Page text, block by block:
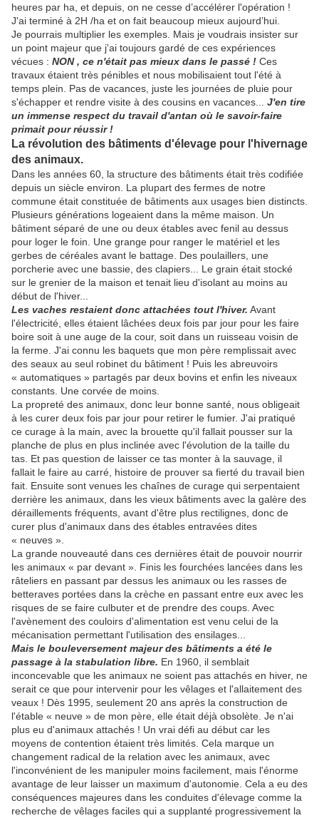
heures par ha, et depuis, on ne cesse d’accélérer l'opération !
J'ai terminé à 2H /ha et on fait beaucoup mieux aujourd’hui.
Je pourrais multiplier les exemples. Mais je voudrais insister sur
un point majeur que j'ai toujours gardé de ces expériences
vécues : NON , ce n'était pas mieux dans le passé ! Ces
travaux étaient très pénibles et nous mobilisaient tout l'été à
temps plein. Pas de vacances, juste les journées de pluie pour
s'échapper et rendre visite à des cousins en vacances... J'en tire
un immense respect du travail d'antan où le savoir-faire
primait pour réussir !
La révolution des bâtiments d'élevage pour l'hivernage
des animaux.
Dans les années 60, la structure des bâtiments était très codifiée
depuis un siècle environ. La plupart des fermes de notre
commune était constituée de bâtiments aux usages bien distincts.
Plusieurs générations logeaient dans la même maison. Un
bâtiment séparé de une ou deux étables avec fenil au dessus
pour loger le foin. Une grange pour ranger le matériel et les
gerbes de céréales avant le battage. Des poulaillers, une
porcherie avec une bassie, des clapiers... Le grain était stocké
sur le grenier de la maison et tenait lieu d'isolant au moins au
début de l'hiver...
Les vaches restaient donc attachées tout l'hiver. Avant
l'électricité, elles étaient lâchées deux fois par jour pour les faire
boire soit à une auge de la cour, soit dans un ruisseau voisin de
la ferme. J'ai connu les baquets que mon père remplissait avec
des seaux au seul robinet du bâtiment ! Puis les abreuvoirs
« automatiques » partagés par deux bovins et enfin les niveaux
constants. Une corvée de moins.
La propreté des animaux, donc leur bonne santé, nous obligeait
à les curer deux fois par jour pour retirer le fumier. J'ai pratiqué
ce curage à la main, avec la brouette qu'il fallait pousser sur la
planche de plus en plus inclinée avec l'évolution de la taille du
tas. Et pas question de laisser ce tas monter à la sauvage, il
fallait le faire au carré, histoire de prouver sa fierté du travail bien
fait. Ensuite sont venues les chaînes de curage qui serpentaient
derrière les animaux, dans les vieux bâtiments avec la galère des
déraillements fréquents, avant d'être plus rectilignes, donc de
curer plus d'animaux dans des étables entravées dites
« neuves ».
La grande nouveauté dans ces dernières était de pouvoir nourrir
les animaux « par devant ». Finis les fourchées lancées dans les
râteliers en passant par dessus les animaux ou les rasses de
betteraves portées dans la crèche en passant entre eux avec les
risques de se faire culbuter et de prendre des coups. Avec
l'avènement des couloirs d'alimentation est venu celui de la
mécanisation permettant l'utilisation des ensilages...
Mais le bouleversement majeur des bâtiments a été le
passage à la stabulation libre. En 1960, il semblait
inconcevable que les animaux ne soient pas attachés en hiver, ne
serait ce que pour intervenir pour les vêlages et l'allaitement des
veaux ! Dès 1995, seulement 20 ans après la construction de
l'étable « neuve » de mon père, elle était déjà obsolète. Je n'ai
plus eu d'animaux attachés ! Un vrai défi au début car les
moyens de contention étaient très limités. Cela marque un
changement radical de la relation avec les animaux, avec
l'inconvénient de les manipuler moins facilement, mais l'énorme
avantage de leur laisser un maximum d'autonomie. Cela a eu des
conséquences majeures dans les conduites d'élevage comme la
recherche de vêlages faciles qui a supplanté progressivement la